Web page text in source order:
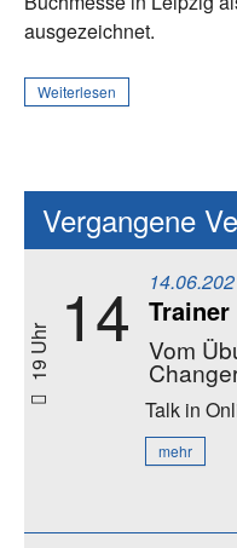
ausgezeichnet.
Weiterlesen
Vergangene
19 Uhr 14 Trainer
Vom
Talk in
mehr